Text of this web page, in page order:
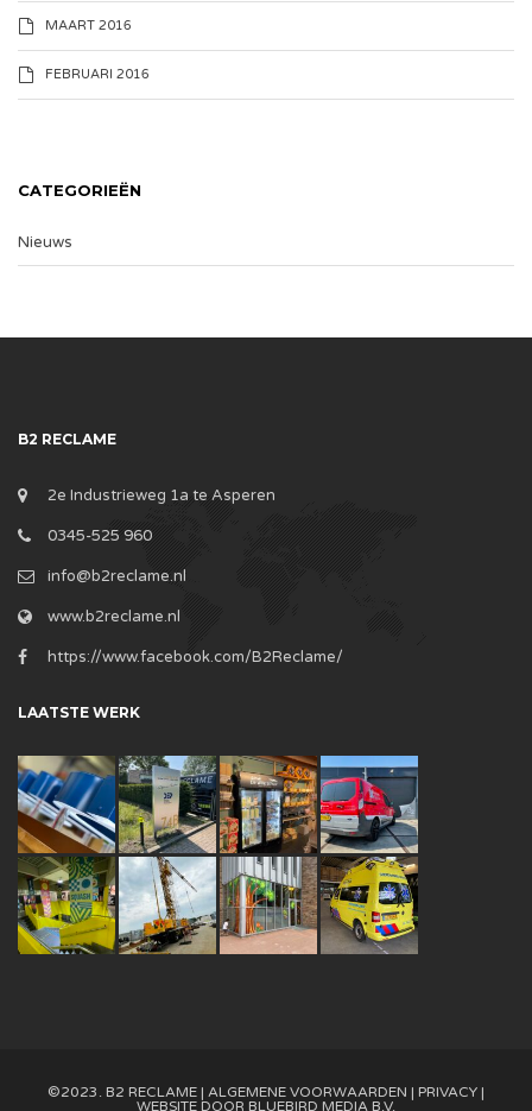
MAART 2016
FEBRUARI 2016
CATEGORIEËN
Nieuws
B2 RECLAME
2e Industrieweg 1a te Asperen
0345-525 960
info@b2reclame.nl
www.b2reclame.nl
https://www.facebook.com/B2Reclame/
LAATSTE WERK
©2023. B2 RECLAME | ALGEMENE VOORWAARDEN | PRIVACY |
WEBSITE DOOR BLUEBIRD MEDIA B.V.